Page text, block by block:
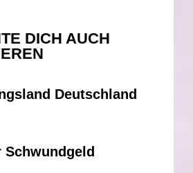
DICH AUCH
Deutschland
Schwundgeld